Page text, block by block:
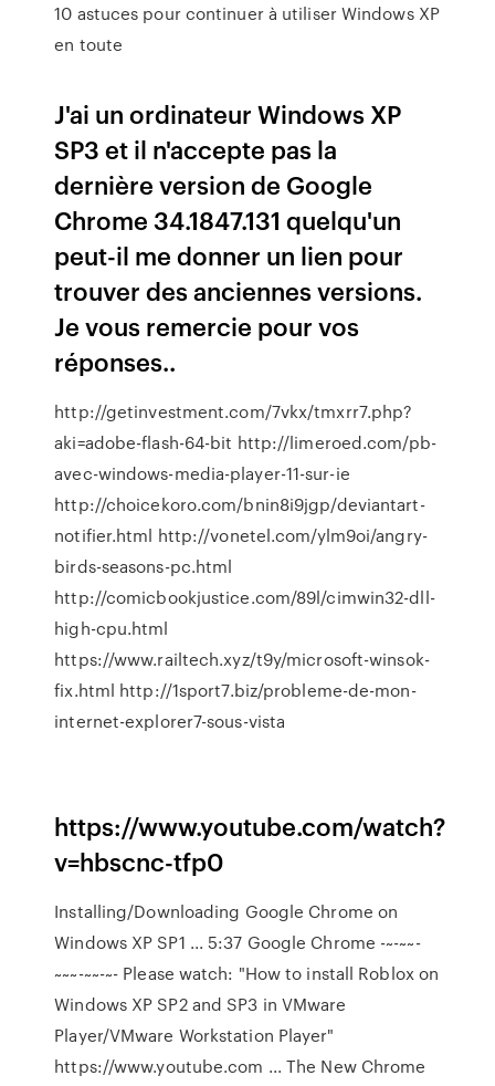
10 astuces pour continuer à utiliser Windows XP
en toute
J'ai un ordinateur Windows XP
SP3 et il n'accepte pas la
dernière version de Google
Chrome 34.1847.131 quelqu'un
peut-il me donner un lien pour
trouver des anciennes versions.
Je vous remercie pour vos
réponses..
http://getinvestment.com/7vkx/tmxrr7.php?
aki=adobe-flash-64-bit http://limeroed.com/pb-
avec-windows-media-player-11-sur-ie
http://choicekoro.com/bnin8i9jgp/deviantart-
notifier.html http://vonetel.com/ylm9oi/angry-
birds-seasons-pc.html
http://comicbookjustice.com/89l/cimwin32-dll-
high-cpu.html
https://www.railtech.xyz/t9y/microsoft-winsok-
fix.html http://1sport7.biz/probleme-de-mon-
internet-explorer7-sous-vista
https://www.youtube.com/watch?
v=hbscnc-tfp0
Installing/Downloading Google Chrome on
Windows XP SP1 ... 5:37 Google Chrome -~-~~-
~~~-~~-~- Please watch: "How to install Roblox on
Windows XP SP2 and SP3 in VMware
Player/VMware Workstation Player"
https://www.youtube.com ... The New Chrome